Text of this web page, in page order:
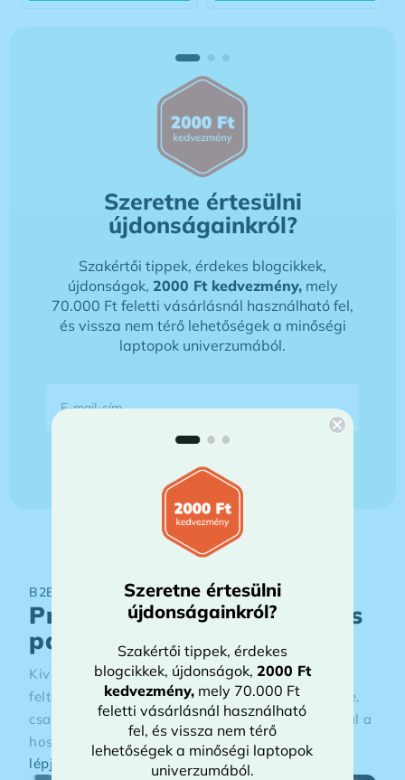
Szeretne értesülni
újdonságainkról?
Szakértői tippek, érdekes blogcikkek,
újdonságok, 2000 Ft kedvezmény,mely
70.000 Ft feletti vásárlásnál használható fel,
és vissza nem térő lehetőségek a minőségi
laptopok univerzumából.
B2B ÉRTÉKESÍTÉS
Prémium lehetőségek céges
partnereknek
Kiváló állapotú üzleti laptopok, rugalmas
feltételekkel. Optimalizált ajánlatok az Ön cégére,
csapatára szabva, dedikált partneri támogatással a
hosszú távú sikerhez.
lépjünk kapcsolatba →
Szeretne értesülni
újdonságainkról?
Szakértői tippek, érdekes
blogcikkek, újdonságok, 2000 Ft
kedvezmény, mely 70.000 Ft
feletti vásárlásnál használható
fel, és vissza nem térő
lehetőségek a minőségi laptopok
univerzumából.